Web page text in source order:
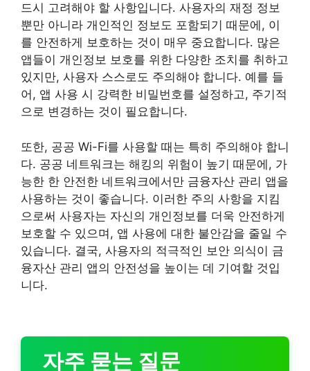
드시 고려해야 할 사항입니다. 사용자의 재정 정보
뿐만 아니라 개인적인 정보도 포함되기 때문에, 이
를 안전하게 보호하는 것이 매우 중요합니다. 많은
앱들이 개인정보 보호를 위한 다양한 조치를 취하고
있지만, 사용자 스스로도 주의해야 합니다. 예를 들
어, 앱 사용 시 강력한 비밀번호를 설정하고, 주기적
으로 변경하는 것이 필요합니다.
또한, 공공 Wi-Fi를 사용할 때는 특히 주의해야 합니
다. 공공 네트워크는 해킹의 위험이 높기 때문에, 가
능한 한 안전한 네트워크에서만 금융자산 관리 앱을
사용하는 것이 좋습니다. 이러한 주의 사항을 지킴
으로써 사용자는 자신의 개인정보를 더욱 안전하게
보호할 수 있으며, 앱 사용에 대한 불안감을 줄일 수
있습니다. 결국, 사용자의 적극적인 보안 의식이 금
융자산 관리 앱의 안전성을 높이는 데 기여할 것입
니다.
자주 묻는 질문